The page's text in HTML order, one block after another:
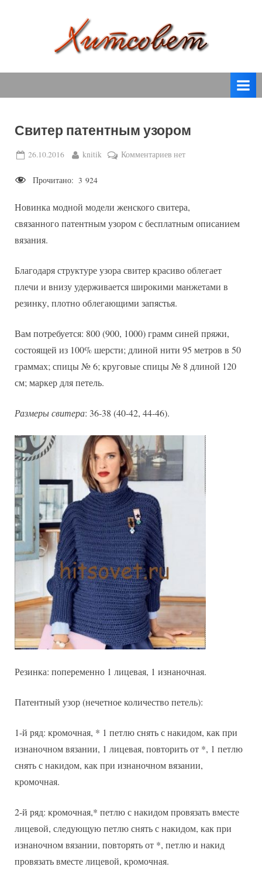
т
о
в
спицами,
крючком,
вязаные
модели
с
Свитер патентным узором
Posted
26.10.2016 By
knitik Комментариевк
узором
нет
Прочитано: 3 924
Новинка модной модели женского свитера,
связанного патентным узором с бесплатным описанием
вязания.
Благодаря структуре узора свитер красиво облегает
плечи и внизу удерживается широкими манжетами в
резинку, плотно облегающими запястья.
Вам потребуется: 800 (900, 1000) грамм синей пряжи,
состоящей из 100% шерсти; длиной нити 95 метров в 50
граммах; спицы № 6; круговые спицы № 8 длиной 120
см; маркер для петель.
Размеры свитера: 36-38 (40-42, 44-46).
Резинка: попеременно 1 лицевая, 1 изнаночная.
Патентный узор (нечетное количество петель):
1-й ряд: кромочная, * 1 петлю снять с накидом, как при
изнаночном вязании, 1 лицевая, повторить от *, 1 петлю
снять с накидом, как при изнаночном вязании,
кромочная.
2-й ряд: кромочная,* петлю с накидом провязать вместе
лицевой, следующую петлю снять с накидом, как при
изнаночном вязании, повторять от *, петлю и накид
провязать вместе лицевой, кромочная.